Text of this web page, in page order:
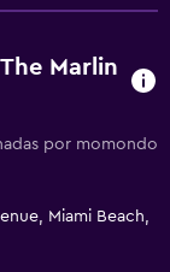
Marlin
por momondo
Miami Beach,